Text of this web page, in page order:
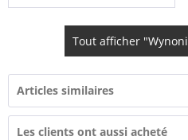
Tout afficher
Articles similaires
Les clients ont aussi acheté